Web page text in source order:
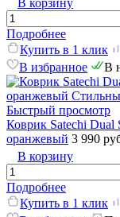
Подробнее
Купить в 1 клик
В избранное
В
Быстрый просмотр
Коврик Satechi Dual
оранжевый 3 990
В корзину
Подробнее
Купить в 1 клик